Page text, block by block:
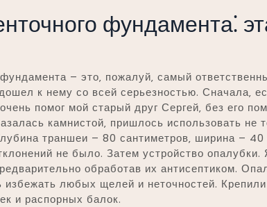
фундамента⁚
– это‚ пожалуй‚ самый
к нему со всей серьезностью. Сначала‚
помог мой старый друг Сергей‚ без его
камнистой‚ пришлось использовать не
траншеи – 80 сантиметров‚ ширина – 40
не было. Затем устройство
обработав их антисептиком.
избежать любых щелей и неточностей.
и распорных балок.